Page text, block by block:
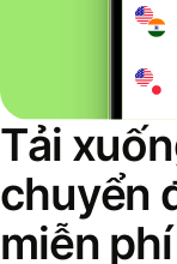
Tải
chuyển
miễn